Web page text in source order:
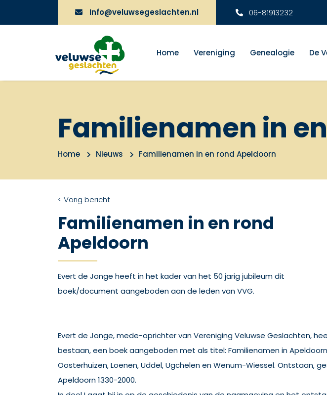
Info@veluwsegeslachten.nl 06-81913232
Home Vereniging Genealogie De
Familienamen in
Home Nieuws Familienamen in en rond Apeldoorn
< Vorig bericht
Familienamen in en rond
Apeldoorn
Evert de Jonge heeft in het kader van het 50 jarig jubileum dit
boek/document aangeboden aan de leden van VVG.
Evert de Jonge, mede-oprichter van Vereniging Veluwse Geslachten,
bestaan, een boek aangeboden met als titel: Familienamen in
Oosterhuizen, Loenen, Uddel, Ugchelen en Wenum-Wiessel. Ontstaan,
Apeldoorn 1330-2000.